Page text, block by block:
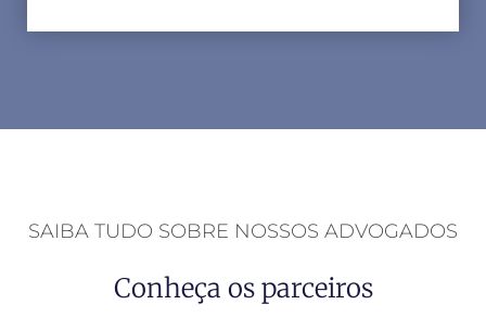
SAIBA TUDO SOBRE NOSSOS ADVOGADOS
Conheça os parceiros